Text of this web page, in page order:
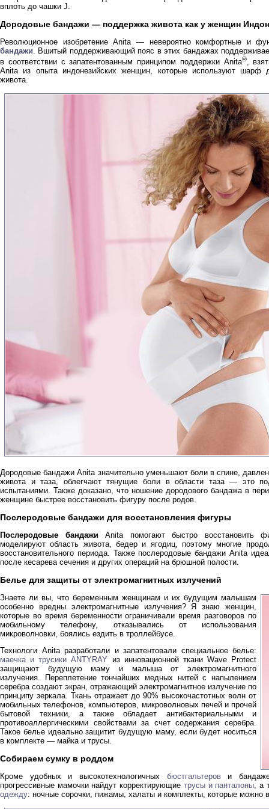
вплоть до чашки J.
Дородовые бандажи — поддержка живота как у женщин
Революционное изобретение Anita — невероятно комфортные и
бандажи. Вшитый поддерживающий пояс в этих бандажах
в соответствии с запатентованным принципом поддержки Anita®,
Anita из опыта индонезийских женщин, которые используют шарф
живота.
Дородовые бандажи Anita значительно уменьшают боли в спине,
живота и таза, облегчают тянущие боли в области таза — это
испытаниями. Также доказано, что ношение дородового бандажа в
женщине быстрее восстановить фигуру после родов.
Послеродовые бандажи для восстановления фигуры
Послеродовые бандажиAnita помогают быстро восстановить
моделируют область живота, бедер и ягодиц, поэтому многие
восстановительного периода. Также послеродовые бандажи Anita
после кесарева сечения и других операций на брюшной полости.
Белье для защиты от электромагнитных излучений
Знаете ли вы, что беременным женщинам и их будущим малышам
особенно вредны электромагнитные излучения? Я знаю женщин,
которые во время беременности ограничивали время разговоров по
мобильному телефону, отказывались от использования
микроволновки, боялись ездить в троллейбусе.
Технологи Anita разработали и запатентовали специальное белье:
маечка и трусики ANTYRAY из инновационной ткани Wave Protect
защищают будущую маму и малыша от электромагнитного
излучения. Переплетение тончайших медных нитей с напылением
серебра создают экран, отражающий электромагнитное излучение по
принципу зеркала. Ткань отражает до 90% высокочастотных волн от
мобильных телефонов, компьютеров, микроволновых печей и прочей
бытовой техники, а также обладает антибактериальными и
противоаллергическими свойствами за счет содержания серебра.
Такое белье идеально защитит будущую маму, если будет носиться
в комплекте — майка и трусы.
Собираем сумку в роддом
Кроме удобных и высокотехнологичных бюстгальтерови
прогрессивные мамочки найдут корректирующие трусы и панталоны, а
одежду: ночные сорочки, пижамы, халаты и комплекты, которые можно